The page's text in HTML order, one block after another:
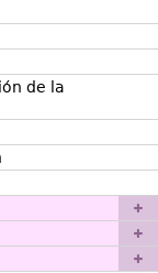
de la